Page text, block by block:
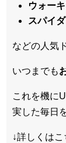
ウォー
スパイ
などの人気
いつまでも
これを機に
実した毎日
↓詳しくは